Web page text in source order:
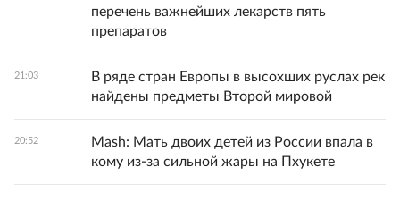
перечень важнейших лекарств пять
препаратов
21:03
В ряде стран Европы в высохших руслах рек
найдены предметы Второй мировой
20:52
Mash: Мать двоих детей из России впала в
кому из-за сильной жары на Пхукете